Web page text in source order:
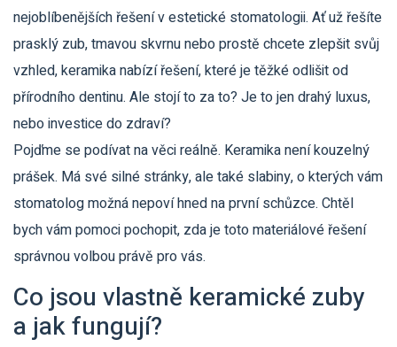
nejoblíbenějších řešení vestetické stomatologii. Ať už řešíte
prasklý zub, tmavou skvrnu nebo prostě chcete zlepšit svůj
vzhled, keramika nabízí řešení, které je těžké odlišit od
přírodního dentinu. Ale stojí to za to? Je to jen drahý luxus,
nebo investice do zdraví?
Pojďme se podívat na věci reálně. Keramika není kouzelný
prášek. Má své silné stránky, ale také slabiny, o kterých vám
stomatolog možná nepoví hned na první schůzce. Chtěl
bych vám pomoci pochopit, zda je toto materiálové řešení
správnou volbou právě pro vás.
Co jsou vlastně keramické zuby
a jak fungují?